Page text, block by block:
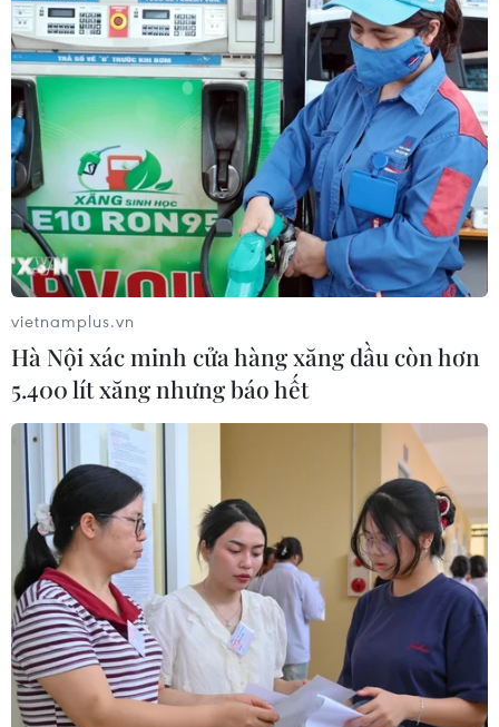
vietnamplus.vn
Hà Nội xác minh cửa hàng xăng dầu còn hơn
5.400 lít xăng nhưng báo hết